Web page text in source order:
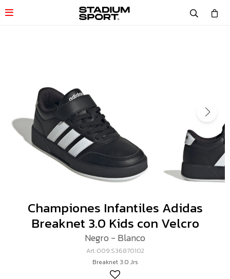

Championes Infantiles Adidas
Breaknet 3.0 Kids con Velcro
Negro - Blanco
009.S36870102
Breaknet 3.0 Jrs